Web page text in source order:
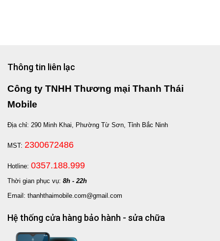
Thông tin liên lạc
Công ty TNHH Thương mại Thanh Thái
Mobile
Địa chỉ: 290 Minh Khai, Phường Từ Sơn, Tỉnh Bắc Ninh
MST: 2300672486
Hotline: 0357.188.999
Thời gian phục vụ: 8h - 22h
Email: thanhthaimobile.com@gmail.com
Hệ thống cửa hàng bảo hành - sửa chữa